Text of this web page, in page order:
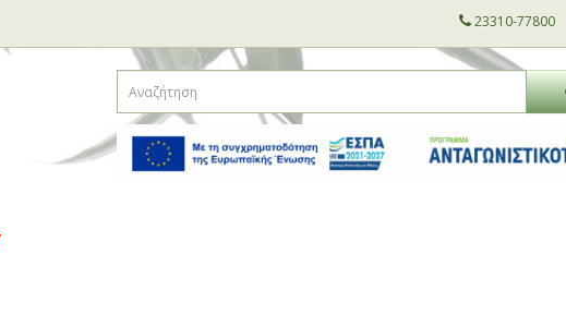
23310-77800